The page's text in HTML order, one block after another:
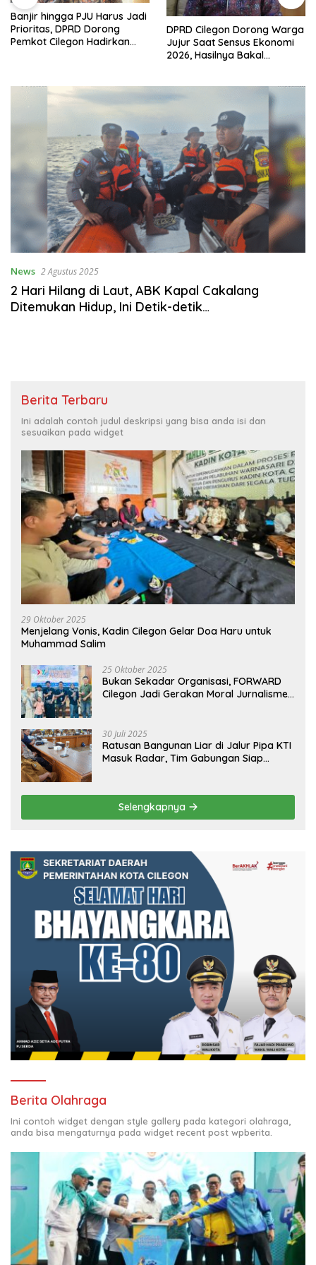
Banjir hingga PJU Harus Jadi
Prioritas, DPRD Dorong
Pemkot Cilegon Hadirkan
DPRD Cilegon Dorong Warga
Jujur Saat Sensus Ekonomi
2026, Hasilnya Bakal
News 2 Agustus 2025
2 Hari Hilang di Laut, ABK Kapal Cakalang
Ditemukan Hidup, Ini Detik-detik
Berita Terbaru
Ini adalah contoh judul deskripsi yang bisa anda isi dan
sesuaikan pada widget
29 Oktober 2025
Menjelang Vonis, Kadin Cilegon Gelar Doa Haru untuk
Muhammad Salim
25 Oktober 2025
Bukan Sekadar Organisasi, FORWARD
Cilegon Jadi Gerakan Moral Jurnalisme
30 Juli 2025
Ratusan Bangunan Liar di Jalur Pipa KTI
Masuk Radar, Tim Gabungan Siap
Selengkapnya
Berita Olahraga
Ini contoh widget dengan style gallery pada kategori olahraga,
anda bisa mengaturnya pada widget recent post wpberita.